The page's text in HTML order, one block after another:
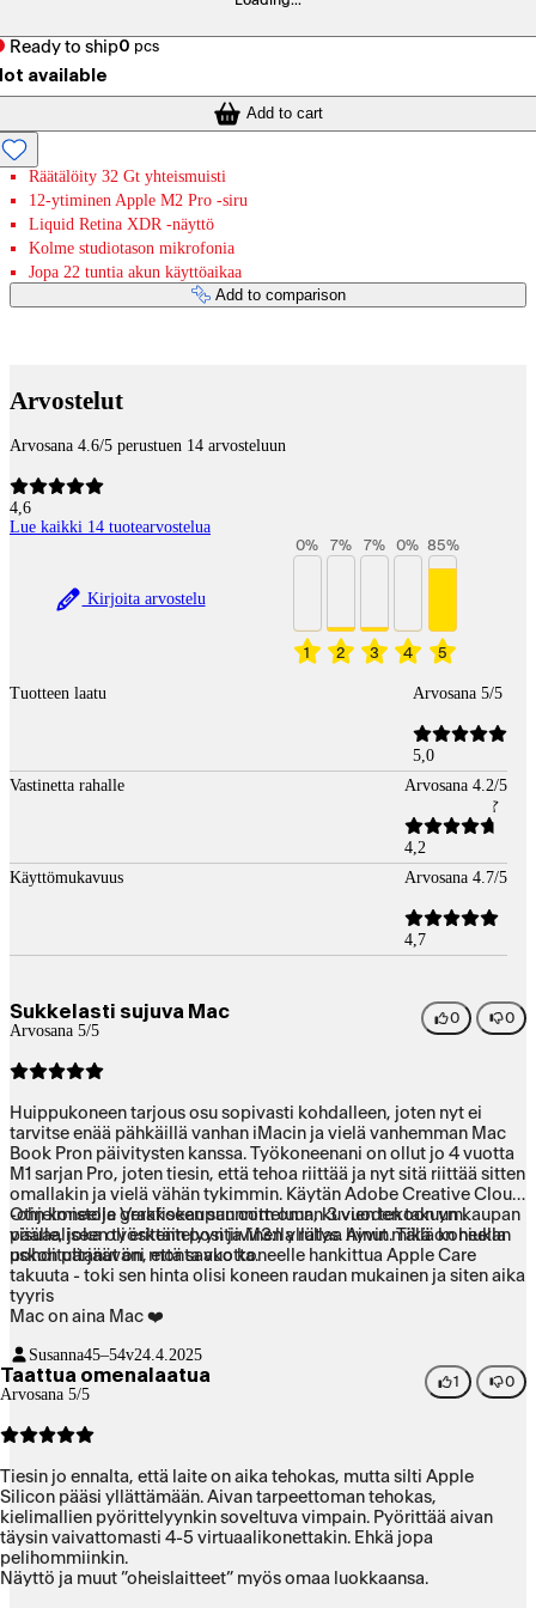
Ready to ship0 pcs
available
Add to cart
Räätälöity 32 Gt yhteismuisti
12-ytiminen Apple M2 Pro -siru
Liquid Retina XDR ‐näyttö
Kolme studiotason mikrofonia
Jopa 22 tuntia akun käyttöaikaa
Add to comparison
Arvostelut
Arvosana 4.6/5 perustuen 14 arvosteluun
4,6
Lue kaikki 14 tuotearvostelua
Kirjoita arvostelu
1
0%
2
7%
3
7%
4
0%
5
85%
Tuotteen laatu Arvosana 5/5
5,0
Vastinetta rahalle
Arvosana 4.2/5
4,2
Käyttömukavuus
Arvosana 4.7/5
4,7
Sukkelasti sujuva Mac
Arvosana 5/5
0 0
Huippukoneen tarjous osu sopivasti kohdalleen, joten nyt ei
tarvitse enää pähkäillä vanhan iMacin ja vielä vanhemman Mac
Book Pron päivitysten kanssa. Työkoneenani on ollut jo 4 vuotta
M1 sarjan Pro, joten tiesin, että tehoa riittää ja nyt sitä riittää sitten
omallakin ja vielä vähän tykimmin. Käytän Adobe Creative Cloud
-ohjelmistoja graafiseen suunnitteluun, kuvien tekoon ym.
visuaaliseen työskentelyyn ja M3:lla rullaa hyvin. Tällä koneella
uskon pärjääväni monta vuotta.
Otin koneelle Verkkokaupan.com oman 3 vuoden takuun kaupan
päälle, joka oli erittäin positiivinen yllätys. Ainut mikä on hiukan
pohdituttanut on, että saako koneelle hankittua Apple Care
takuuta - toki sen hinta olisi koneen raudan mukainen ja siten aika
tyyris
Mac on aina Mac ❤️
Susanna45–54v24.4.2025
Taattua omenalaatua
Arvosana 5/5
1 0
Tiesin jo ennalta, että laite on aika tehokas, mutta silti Apple
Silicon pääsi yllättämään. Aivan tarpeettoman tehokas,
kielimallien pyörittelyynkin soveltuva vimpain. Pyörittää aivan
täysin vaivattomasti 4-5 virtuaalikonettakin. Ehkä jopa
pelihommiinkin.
Näyttö ja muut ”oheislaitteet” myös omaa luokkaansa.